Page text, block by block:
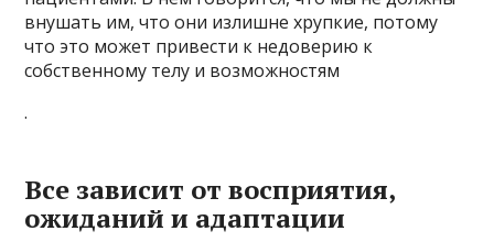
внушать им, что они излишне хрупкие, потому
что это может привести к недоверию к
собственному телу и возможностям
.
Все зависит от восприятия,
ожиданий и адаптации